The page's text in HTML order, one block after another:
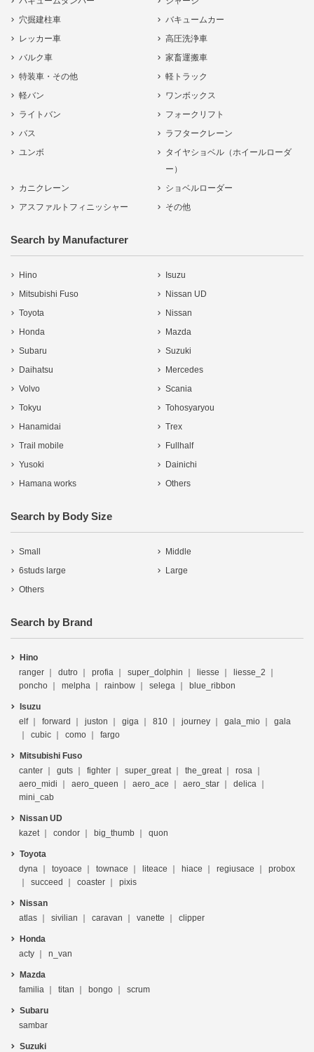
穴掘建柱車
バキュームカー
レッカー車
高圧洗浄車
バルク車
家畜運搬車
特装車・その他
軽トラック
軽バン
ワンボックス
ライトバン
フォークリフト
バス
ラフタークレーン
ユンボ
タイヤショベル（ホイールローダ
ー）
カニクレーン
ショベルローダー
アスファルトフィニッシャー
その他
Search by Manufacturer
Hino
Isuzu
Mitsubishi Fuso
Nissan UD
Toyota
Nissan
Honda
Mazda
Subaru
Suzuki
Daihatsu
Mercedes
Volvo
Scania
Tokyu
Tohosyaryou
Hanamidai
Trex
Trail mobile
Fullhalf
Yusoki
Dainichi
Hamana works
Others
Search by Body Size
Small
Middle
6studs large
Large
Others
Search by Brand
Hino
ranger
dutro profia super_dolphin liesse
liesse_2
poncho
melpha rainbow selega blue_ribbon
Isuzu
elf
forward juston giga 810 journey gala_mio
gala
cubic
como fargo
Mitsubishi Fuso
canter
guts fighter super_great the_great
rosa
aero_midi
aero_queen aero_ace aero_star
delica
mini_cab
Nissan UD
kazet
condor big_thumb quon
Toyota
dyna
toyoace townace liteace hiace regiusace
probox
succeed
coaster pixis
Nissan
atlas
sivilian caravan vanette clipper
Honda
acty
n_van
Mazda
familia
titan bongo scrum
Subaru
sambar
Suzuki